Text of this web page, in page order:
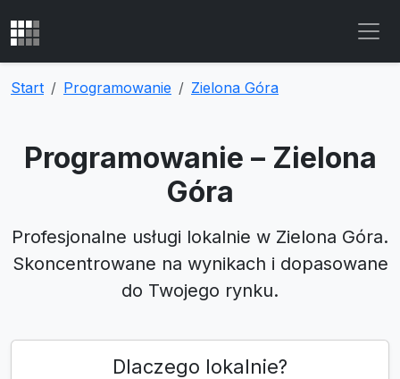
Start Programowanie Zielona Góra
Programowanie – Zielona
Góra
Profesjonalne usługi lokalnie w Zielona Góra.
Skoncentrowane na wynikach i dopasowane
do Twojego rynku.
Dlaczego lokalnie?